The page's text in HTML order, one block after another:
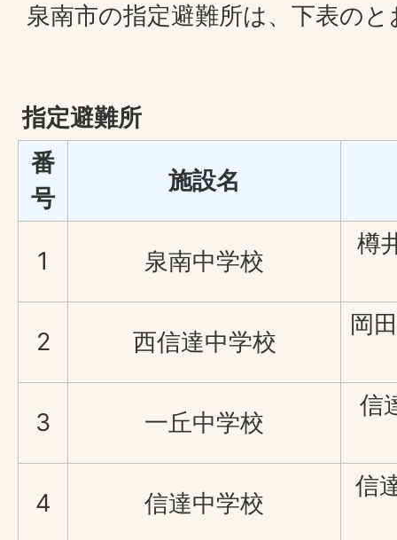
泉南市の指定避難所は、下表の
指定避難所
番
号
施設名
1 泉南中学校
樽
2 西信達中学校
岡
3 一丘中学校
信
4 信達中学校
信